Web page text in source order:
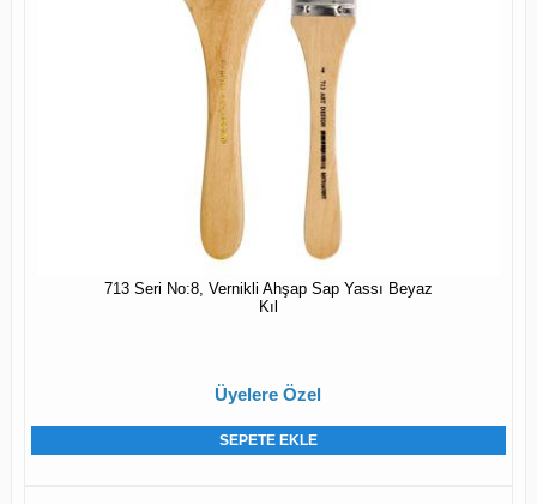
713 Seri No:8, Vernikli Ahşap Sap Yassı Beyaz
Kıl
Üyelere Özel
SEPETE EKLE